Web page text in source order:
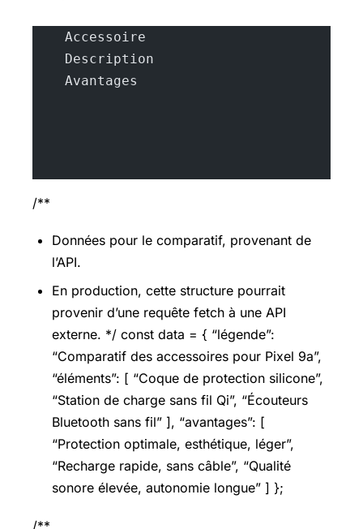
    Accessoire
    Description
    Avantages
/**
Données pour le comparatif, provenant de
l’API.
En production, cette structure pourrait
provenir d’une requête fetch à une API
externe. */ const data = { “légende”:
“Comparatif des accessoires pour Pixel 9a”,
“éléments”: [ “Coque de protection silicone”,
“Station de charge sans fil Qi”, “Écouteurs
Bluetooth sans fil” ], “avantages”: [
“Protection optimale, esthétique, léger”,
“Recharge rapide, sans câble”, “Qualité
sonore élevée, autonomie longue” ] };
/**